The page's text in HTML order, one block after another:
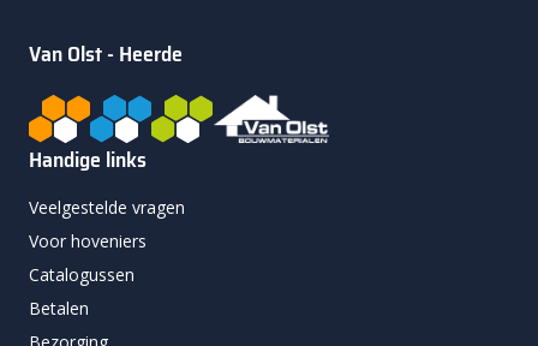
Van Olst - Heerde
Handige links
Veelgestelde vragen
Voor hoveniers
Catalogussen
Betalen